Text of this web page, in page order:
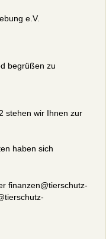
e.V.
begrüßen zu
stehen wir Ihnen zur
haben sich
finanzen@tierschutz-